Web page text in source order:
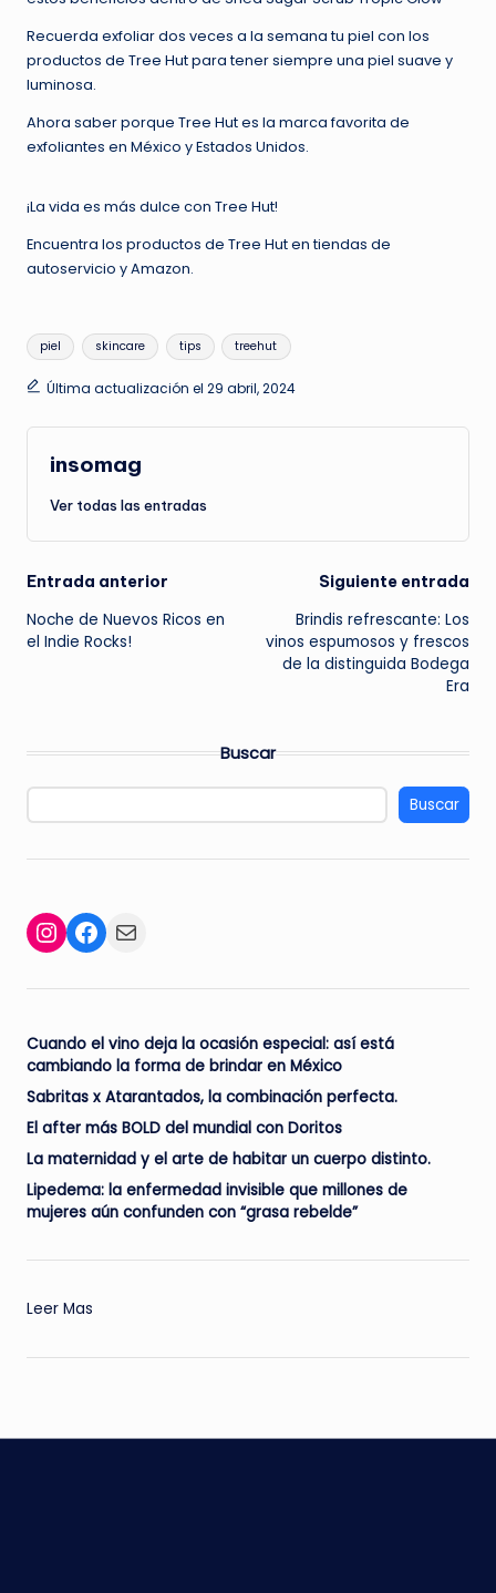
Recuerda exfoliar dos veces a la semana tu piel con los
productos de Tree Hut para tener siempre una piel suave y
luminosa.
Ahora saber porque Tree Hut es la marca favorita de
exfoliantes en México y Estados Unidos.
¡La vida es más dulce con Tree Hut!
Encuentra los productos de Tree Hut en tiendas de
autoservicio y Amazon.
Etiquetas:
piel skincare tips treehut
Última actualización el 29 abril, 2024
insomag
Ver todas las entradas
Navegación
de
Entrada anterior
Noche de Nuevos Ricos en
el Indie Rocks!
Siguiente entrada
Brindis refrescante: Los
vinos espumosos y frescos
de la distinguida Bodega
Era
Buscar
Buscar
Instagram
Facebook
Mail
Cuando el vino deja la ocasión especial: así está
cambiando la forma de brindar en México
Sabritas x Atarantados, la combinación perfecta.
El after más BOLD del mundial con Doritos
La maternidad y el arte de habitar un cuerpo distinto.
Lipedema: la enfermedad invisible que millones de
mujeres aún confunden con “grasa rebelde”
Leer Mas
bella
con